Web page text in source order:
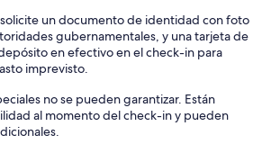
un documento de identidad con foto
gubernamentales, y una tarjeta de
en efectivo en el check-in para
imprevisto.
no se pueden garantizar. Están
al momento del check-in y pueden